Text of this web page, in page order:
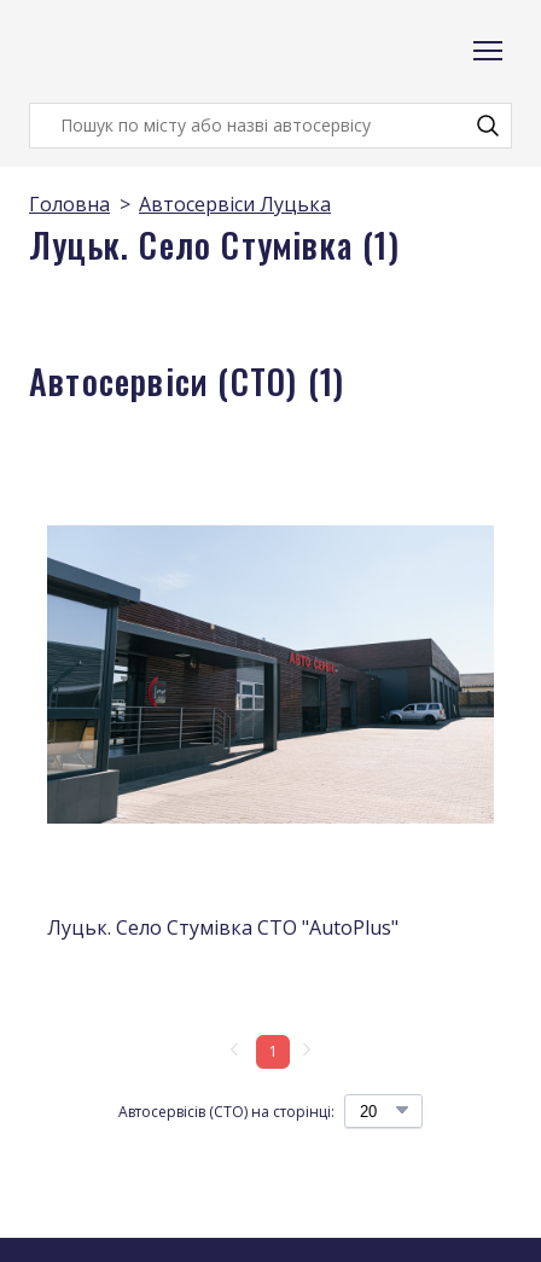
Головна Автосервіси Луцька
Луцьк. Село Стумівка (1)
Автосервіси (СТО) (1)
Луцьк. Село Стумівка СТО "AutoPlus"
Автосервісів (СТО) на сторінці:
1